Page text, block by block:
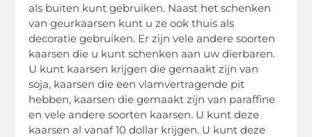
als buiten kunt gebruiken. Naast het schenken
van geurkaarsen kunt u ze ook thuis als
decoratie gebruiken. Er zijn vele andere soorten
kaarsen die u kunt schenken aan uw dierbaren.
U kunt kaarsen krijgen die gemaakt zijn van
soja, kaarsen die een vlamvertragende pit
hebben, kaarsen die gemaakt zijn van paraffine
en vele andere soorten kaarsen. U kunt deze
kaarsen al vanaf 10 dollar krijgen. U kunt deze